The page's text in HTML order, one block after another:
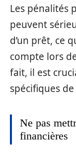
Les pénalités
peuvent
d’un prêt, ce
compte lors
fait, il est
spécifiques
Ne pas
financières